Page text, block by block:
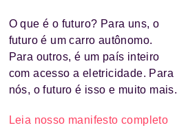
O que é o futuro? Para uns, o
futuro é um carro autônomo.
Para outros, é um país inteiro
com acesso a eletricidade. Para
nós, o futuro é isso e muito mais.
Leia nosso manifesto completo